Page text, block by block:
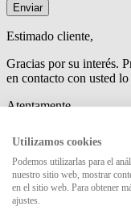
Enviar
Estimado cliente,
Gracias por su interés.
en contacto con usted
Atentamente
An error has occured
later.
Utilizamos cookies
Podemos utilizarlas para el
nuestro sitio web, mostrar
en el sitio web. Para obtener
ajustes.